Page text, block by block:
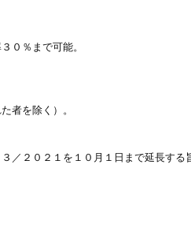
０％まで可能。
者を除く）。
／２０２１を１０月１日まで延長す